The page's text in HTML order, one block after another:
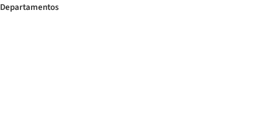
Departamentos